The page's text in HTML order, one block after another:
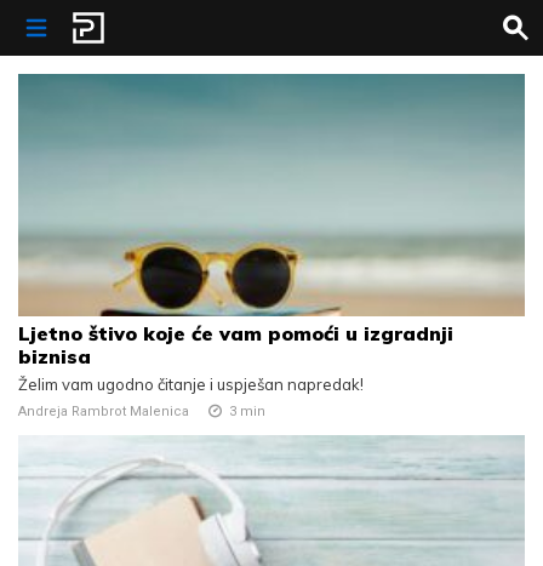
Skip to content
Ljetno štivo koje će vam pomoći u izgradnji
biznisa
Želim vam ugodno čitanje i uspješan napredak!
Andreja Rambrot Malenica 3 min